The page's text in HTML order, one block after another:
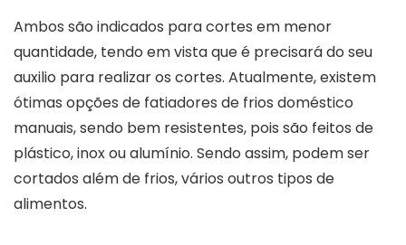
Ambos são indicados para cortes em menor
quantidade, tendo em vista que é precisará do seu
auxilio para realizar os cortes. Atualmente, existem
ótimas opções de fatiadores de frios doméstico
manuais, sendo bem resistentes, pois são feitos de
plástico, inox ou alumínio. Sendo assim, podem ser
cortados além de frios, vários outros tipos de
alimentos.